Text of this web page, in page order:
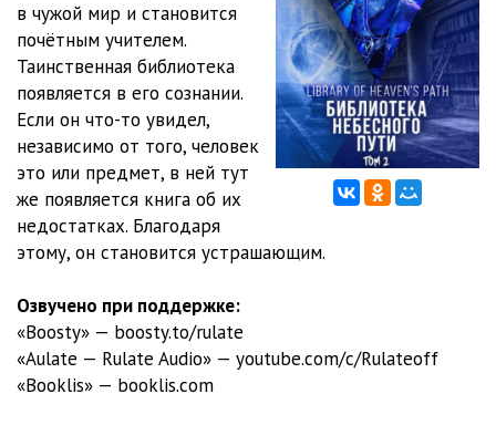
в чужой мир и становится
почётным учителем.
Таинственная библиотека
появляется в его сознании.
Если он что-то увидел,
независимо от того, человек
это или предмет, в ней тут
же появляется книга об их
недостатках. Благодаря
этому, он становится устрашающим.
Озвучено при поддержке:
«Boosty» — boosty.to/rulate
«Aulate — Rulate Audio» — youtube.com/c/Rulateoff
«Booklis» — booklis.com